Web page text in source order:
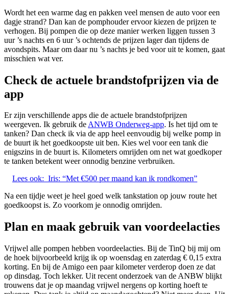
Wordt het een warme dag en pakken veel mensen de auto voor een
dagje strand? Dan kan de pomphouder ervoor kiezen de prijzen te
verhogen. Bij pompen die op deze manier werken liggen tussen 3
uur ’s nachts en 6 uur ’s ochtends de prijzen lager dan tijdens de
avondspits. Maar om daar nu ’s nachts je bed voor uit te komen, gaat
misschien wat ver.
Check de actuele brandstofprijzen via de
app
Er zijn verschillende apps die de actuele brandstofprijzen
weergeven. Ik gebruik deANWB Onderweg-app. Is het tijd om te
tanken? Dan check ik via de app heel eenvoudig bij welke pomp in
de buurt ik het goedkoopste uit ben. Kies wel voor een tank die
enigszins in de buurt is. Kilometers omrijden om net wat goedkoper
te tanken betekent weer onnodig benzine verbruiken.
Lees ook: Iris: “Met €500 per maand kan ik rondkomen”
Na een tijdje weet je heel goed welk tankstation op jouw route het
goedkoopst is. Zo voorkom je onnodig omrijden.
Plan en maak gebruik van voordeelacties
Vrijwel alle pompen hebben voordeelacties. Bij de TinQ bij mij om
de hoek bijvoorbeeld krijg ik op woensdag en zaterdag € 0,15 extra
korting. En bij de Amigo een paar kilometer verderop doen ze dat
op dinsdag. Toch lekker. Uit recent onderzoek van de ANBW blijkt
trouwens dat je op maandag vrijwel nergens op korting hoeft te